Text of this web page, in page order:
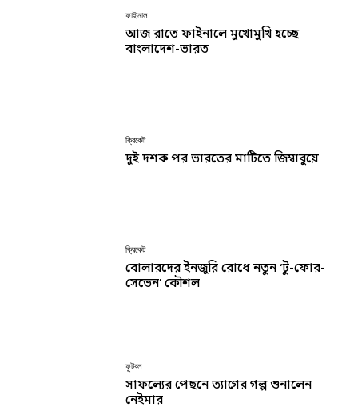
ফাইনাল
আজ রাতে ফাইনালে মুখোমুখি হচ্ছে
বাংলাদেশ-ভারত
ক্রিকেট
দুই দশক পর ভারতের মাটিতে জিম্বাবুয়ে
ক্রিকেট
বোলারদের ইনজুরি রোধে নতুন ‘টু-ফোর-
সেভেন’ কৌশল
ফুটবল
সাফল্যের পেছনে ত্যাগের গল্প শুনালেন
নেইমার